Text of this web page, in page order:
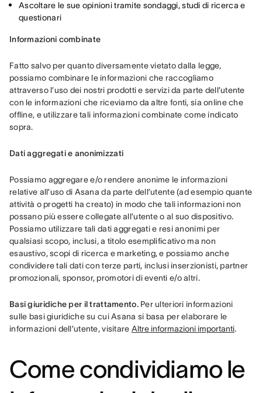
Ascoltare le sue opinioni tramite sondaggi, studi di ricerca e
questionari
Informazioni combinate
Fatto salvo per quanto diversamente vietato dalla legge,
possiamo combinare le informazioni che raccogliamo
attraverso l’uso dei nostri prodotti e servizi da parte dell’utente
con le informazioni che riceviamo da altre fonti, sia online che
offline, e utilizzare tali informazioni combinate come indicato
sopra.
Dati aggregati e anonimizzati
Possiamo aggregare e/o rendere anonime le informazioni
relative all’uso di Asana da parte dell’utente (ad esempio quante
attività o progetti ha creato) in modo che tali informazioni non
possano più essere collegate all’utente o al suo dispositivo.
Possiamo utilizzare tali dati aggregati e resi anonimi per
qualsiasi scopo, inclusi, a titolo esemplificativo ma non
esaustivo, scopi di ricerca e marketing, e possiamo anche
condividere tali dati con terze parti, inclusi inserzionisti, partner
promozionali, sponsor, promotori di eventi e/o altri.
Basi giuridiche per il trattamento. Per ulteriori informazioni
sulle basi giuridiche su cui Asana si basa per elaborare le
informazioni dell’utente, visitare Altre informazioni importanti.
Come condividiamo le